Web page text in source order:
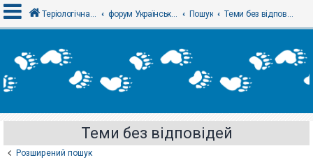
х
і
е
Теріологічна школа форум Українського теріологічного товариства Пошук Теми без відповідей
Теми без відповідей
Розширений пошук